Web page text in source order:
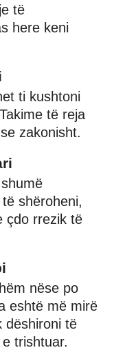
të
here keni
ti kushtoni
të reja
zakonisht.
shëroheni,
çdo rrezik të
nëse po
eshtë më mirë
dëshironi të
trishtuar.